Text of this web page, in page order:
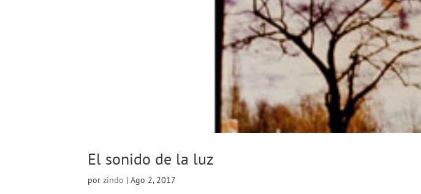
El sonido de la luz
por zindo | Ago 2, 2017